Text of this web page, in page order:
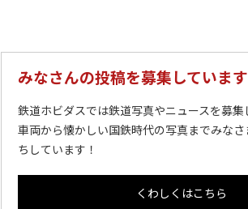
みなさんの投稿を募集しています
鉄道ホビダスでは鉄道写真やニュースを募集
車両から懐かしい国鉄時代の写真までみな
ちしています！
くわしくはこちら